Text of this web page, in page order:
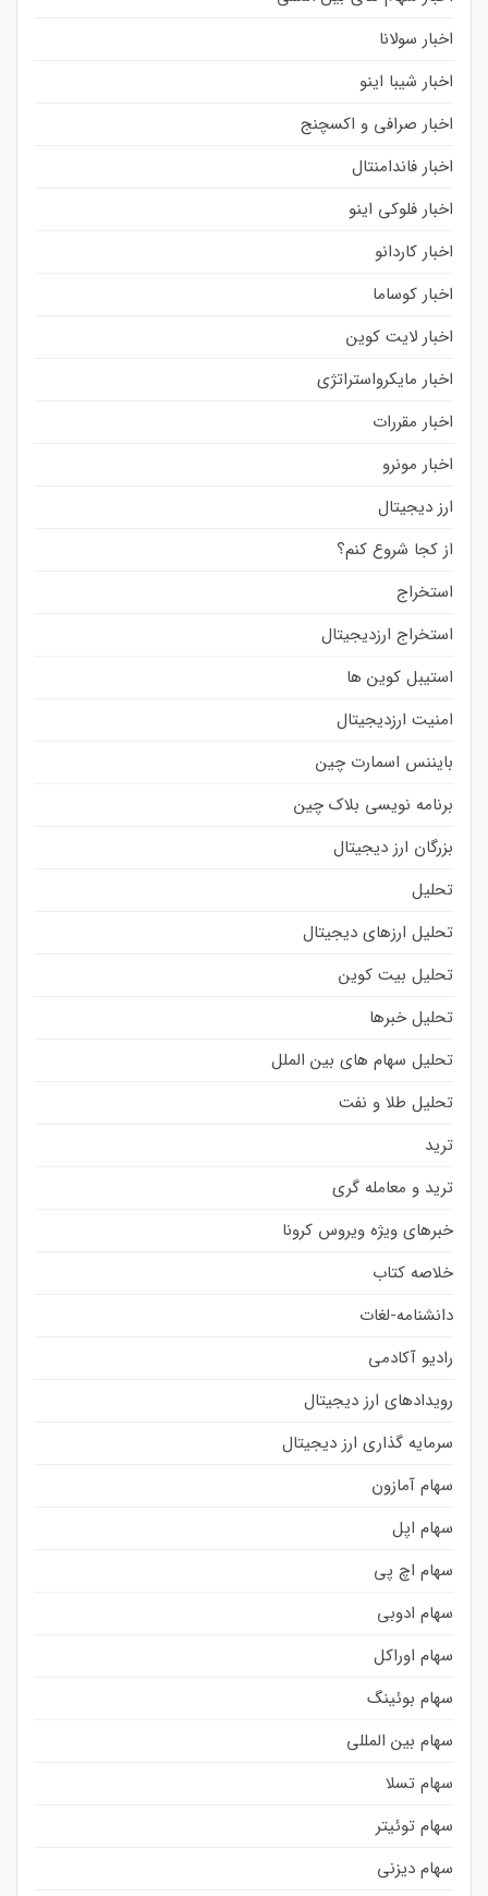
اخبار سولانا
اخبار شیبا اینو
اخبار صرافی و اکسچنج
اخبار فاندامنتال
اخبار فلوکی اینو
اخبار کاردانو
اخبار کوساما
اخبار لایت کوین
اخبار مایکرواستراتژی
اخبار مقررات
اخبار مونرو
ارز دیجیتال
از کجا شروع کنم؟
استخراج
استخراج ارزدیجیتال
استیبل کوین ها
امنیت ارزدیجیتال
بایننس اسمارت چین
برنامه نویسی بلاک چین
بزرگان ارز دیجیتال
تحلیل
تحلیل ارزهای دیجیتال
تحلیل بیت کوین
تحلیل خبرها
تحلیل سهام های بین الملل
تحلیل طلا و نفت
ترید
ترید و معامله گری
خبرهای ویژه ویروس کرونا
خلاصه کتاب
دانشنامه-لغات
رادیو آکادمی
رویدادهای ارز دیجیتال
سرمایه گذاری ارز دیجیتال
سهام آمازون
سهام اپل
سهام اچ پی
سهام ادوبی
سهام اوراکل
سهام بوئینگ
سهام بین المللی
سهام تسلا
سهام توئیتر
سهام دیزنی